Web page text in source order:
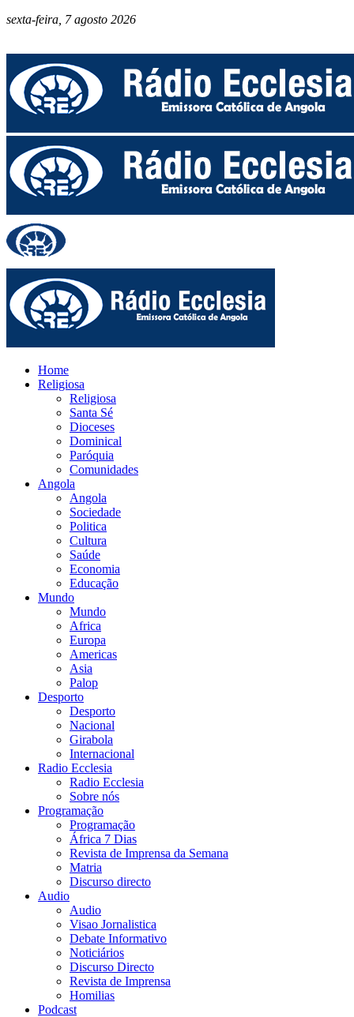
sexta-feira, 7 agosto 2026
Home
Religiosa
Religiosa
Santa Sé
Dioceses
Dominical
Paróquia
Comunidades
Angola
Angola
Sociedade
Politica
Cultura
Saúde
Economia
Educação
Mundo
Mundo
Africa
Europa
Americas
Asia
Palop
Desporto
Desporto
Nacional
Girabola
Internacional
Radio Ecclesia
Radio Ecclesia
Sobre nós
Programação
Programação
África 7 Dias
Revista de Imprensa da Semana
Matria
Discurso directo
Audio
Audio
Visao Jornalistica
Debate Informativo
Noticiários
Discurso Directo
Revista de Imprensa
Homilias
Podcast